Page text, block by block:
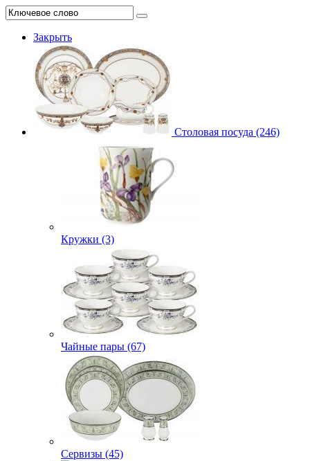
Закрыть
Столовая посуда (246)
Кружки (3)
Чайные пары (67)
Сервизы (45)